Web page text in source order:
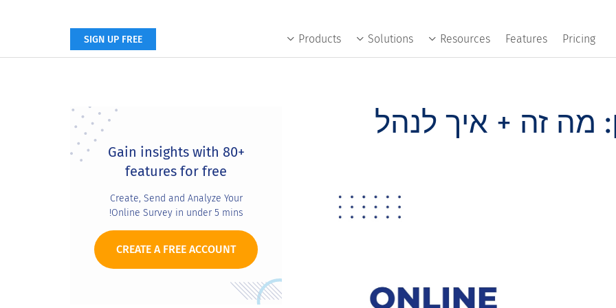
Products Solutions Resources Features Pricing
SIGN UP FREE
מה זה + איך לנהל
Sidebar
Gain insights with 80+
features for free
Create, Send and Analyze Your
Online Survey in under 5 mins!
CREATE A FREE ACCOUNT